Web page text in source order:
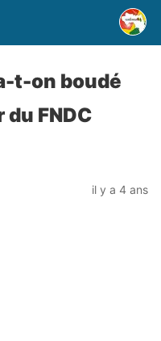
t-on boudé
FNDC
il y a 4 ans